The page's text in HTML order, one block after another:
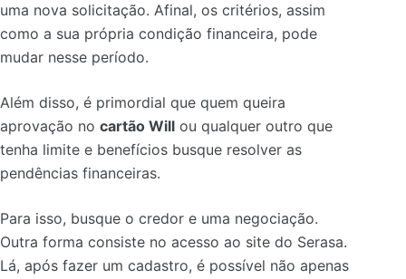
uma nova solicitação. Afinal, os critérios, assim
como a sua própria condição financeira, pode
mudar nesse período.
Além disso, é primordial que quem queira
aprovação no cartão Will ou qualquer outro que
tenha limite e benefícios busque resolver as
pendências financeiras.
Para isso, busque o credor e uma negociação.
Outra forma consiste no acesso ao site do Serasa.
Lá, após fazer um cadastro, é possível não apenas